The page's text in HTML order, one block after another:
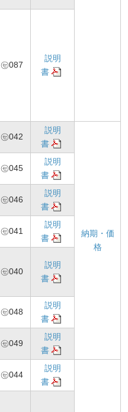
㋝087
説明
書
㋝042
説明
書
納期・価
格
㋝045
説明
書
㋝046
説明
書
㋝041
説明
書
㋝040
説明
書
㋝048
説明
書
㋝049
説明
書
㋝044
説明
書